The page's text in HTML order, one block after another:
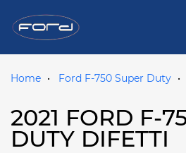
Home Ford F-750 Super Duty
2021 FORD F-
DUTY DIFETTI